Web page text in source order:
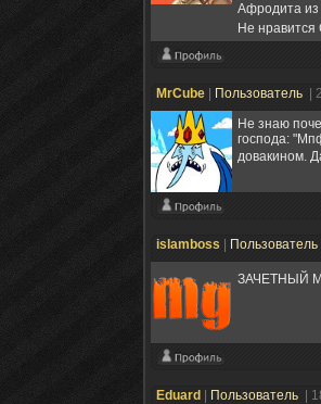
Афродита
Не нравится
MrCube Пользователь
|
Не знаю
господа:
довакином.
islamboss Пользователь
ЗАЧЕТНЫЙ
Eduard Пользователь |